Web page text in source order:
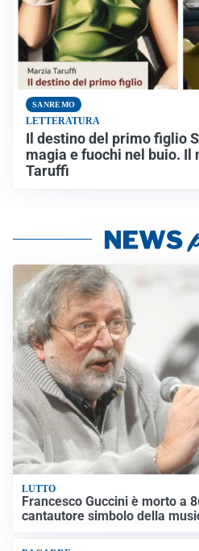
SANREMO
LETTERATURA
Il destino del primo figlio
magia e fuochi nel buio. Il
Taruffi
LUTTO
Francesco Guccini è morto a
cantautore simbolo della